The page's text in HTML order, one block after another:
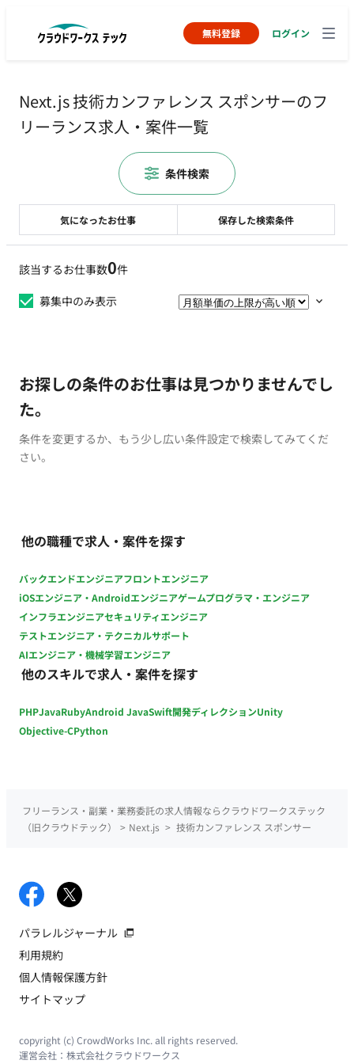
無料登録 ログイン
Next.js 技術カンファレンス スポンサーのフ
リーランス求人・案件一覧
該当するお仕事数0件
募集中のみ表示
お探しの条件のお仕事は見つかりませんでし
た。
条件を変更するか、もう少し広い条件設定で検索してみてくだ
さい。
他の職種で求人・案件を探す
バックエンドエンジニアフロントエンジニア
iOSエンジニア・Androidエンジニアゲームプログラマ・エンジニア
インフラエンジニアセキュリティエンジニア
テストエンジニア・テクニカルサポート
AIエンジニア・機械学習エンジニア
他のスキルで求人・案件を探す
PHPJavaRubyAndroid JavaSwift開発ディレクションUnity
Objective-CPython
気になったお仕事 保存した検索条件
条件検索
フリーランス・副業・業務委託の求人情報ならクラウドワークステック
（旧クラウドテック）
> Next.js > 技術カンファレンス スポンサー
パラレルジャーナル
利用規約
個人情報保護方針
サイトマップ
copyright (c) CrowdWorks Inc. all rights reserved.
運営会社： 株式会社クラウドワークス